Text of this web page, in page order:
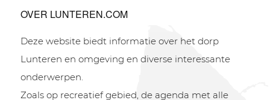
OVER LUNTEREN.COM
Deze website biedt informatie over het dorp
Lunteren en omgeving en diverse interessante
onderwerpen.
Zoals op recreatief gebied, de agenda met alle